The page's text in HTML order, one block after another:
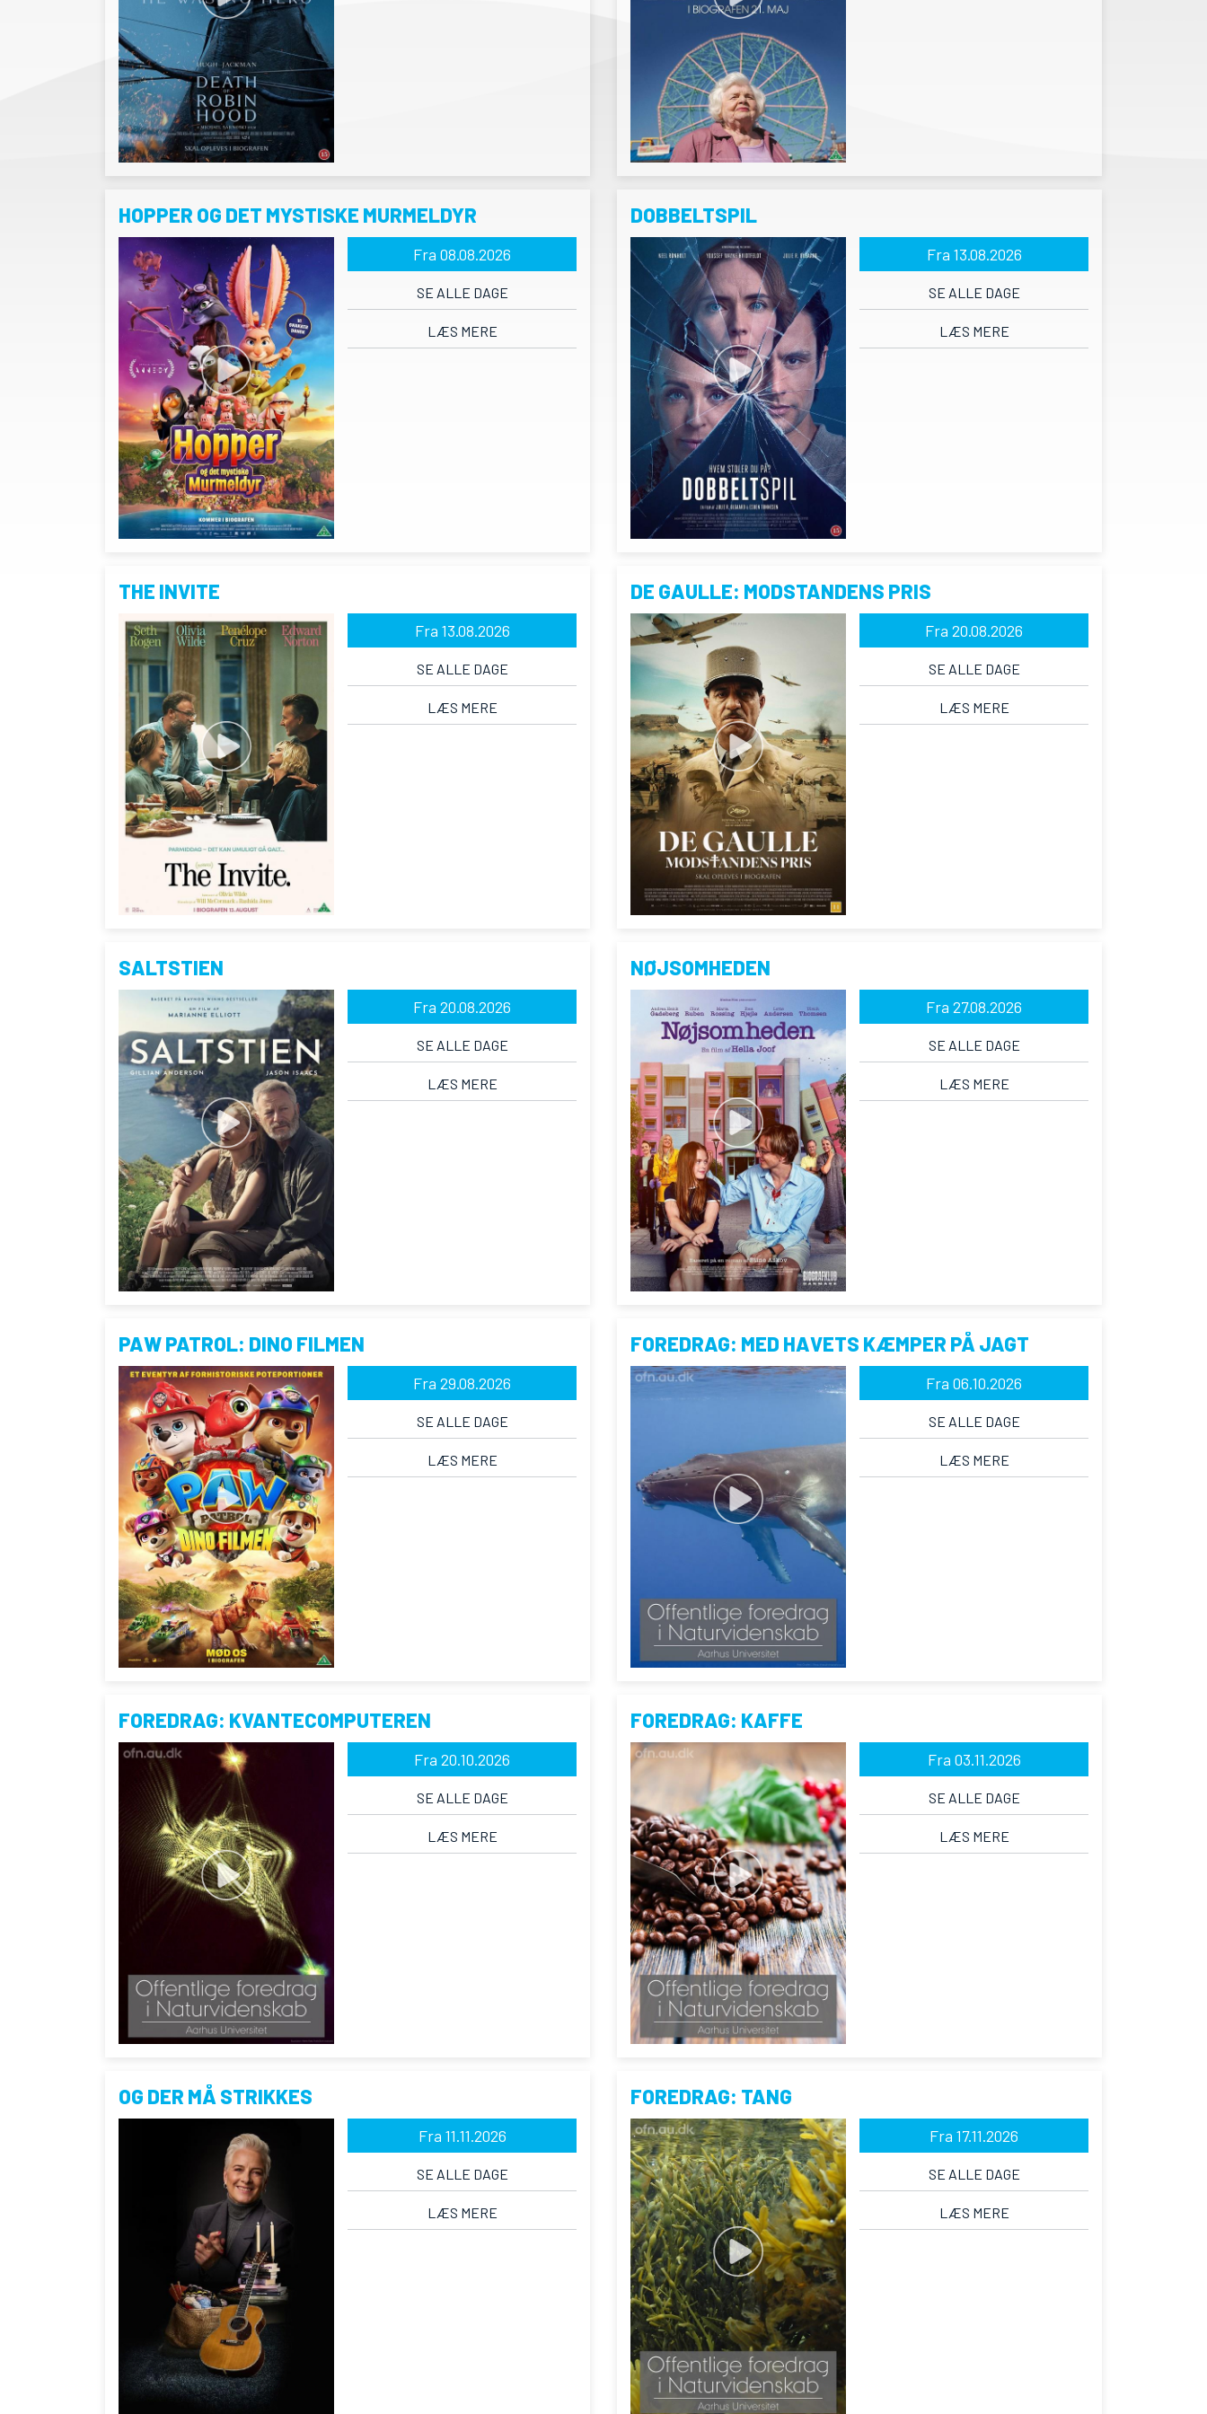
HOPPER OG DET MYSTISKE MURMELDYR
Fra 08.08.2026
SE ALLE DAGE
LÆS MERE
DOBBELTSPIL
Fra 13.08.2026
SE ALLE DAGE
LÆS MERE
THE INVITE
Fra 13.08.2026
SE ALLE DAGE
LÆS MERE
DE GAULLE: MODSTANDENS PRIS
Fra 20.08.2026
SE ALLE DAGE
LÆS MERE
SALTSTIEN
Fra 20.08.2026
SE ALLE DAGE
LÆS MERE
NØJSOMHEDEN
Fra 27.08.2026
SE ALLE DAGE
LÆS MERE
PAW PATROL: DINO FILMEN
Fra 29.08.2026
SE ALLE DAGE
LÆS MERE
FOREDRAG: MED HAVETS KÆMPER PÅ JAGT
Fra 06.10.2026
SE ALLE DAGE
LÆS MERE
FOREDRAG: KVANTECOMPUTEREN
Fra 20.10.2026
SE ALLE DAGE
LÆS MERE
FOREDRAG: KAFFE
Fra 03.11.2026
SE ALLE DAGE
LÆS MERE
OG DER MÅ STRIKKES
Fra 11.11.2026
SE ALLE DAGE
LÆS MERE
FOREDRAG: TANG
Fra 17.11.2026
SE ALLE DAGE
LÆS MERE